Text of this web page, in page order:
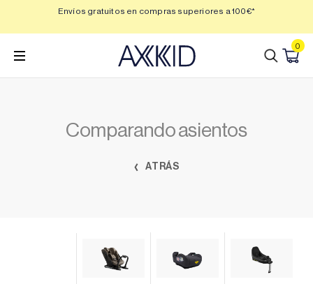
contenido
Envíos gratuitos en compras superiores a 100€*
0
Comparando asientos
ATRÁS